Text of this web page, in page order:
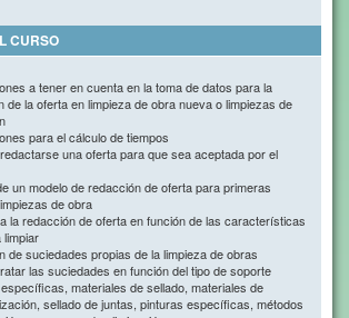
CURSO
a tener en cuenta en la toma de datos para la
de la oferta en limpieza de obra nueva o limpiezas de
para el cálculo de tiempos
una oferta para que sea aceptada por el
un modelo de redacción de oferta para primeras
de obra
la redacción de oferta en función de las características
limpiar
de suciedades propias de la limpieza de obras
las suciedades en función del tipo de soporte
materiales de sellado, materiales de
sellado de juntas, pinturas específicas, métodos